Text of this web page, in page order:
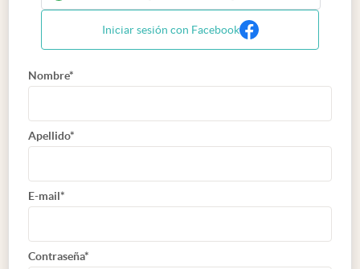
Iniciar sesión con Facebook
Nombre*
Apellido*
E-mail*
Contraseña*